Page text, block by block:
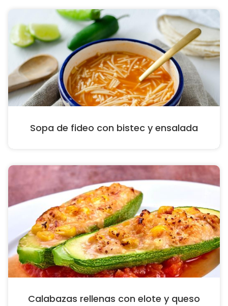
Sopa de fideo con bistec y ensalada
Calabazas rellenas con elote y queso